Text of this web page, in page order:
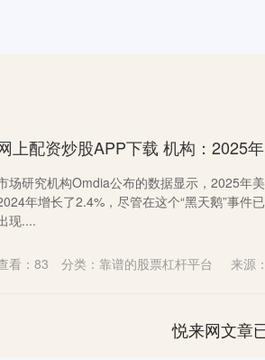
场研究机构Omdia公布的数据显示，2025年
年增长了2.4%，尽管在这个“黑天鹅”事件
现....
来源
看： 83 分类： 靠谱的股票杠杆平台
悦来网文章